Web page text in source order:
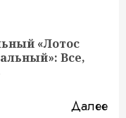
«Лотос
Все,
Далее